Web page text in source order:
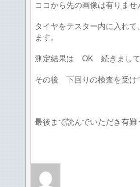
ココから先の画像は有りま
タイヤをテスター内に入れ
ます。
測定結果は OK 続きまし
その後 下回りの検査を受
最後まで読んでいただき有難